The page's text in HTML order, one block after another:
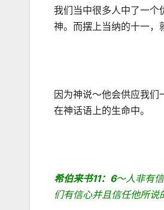
我们当中很多人中了一个
神。而摆上当纳的十一，
因为神说～他会供应我
在神话语上的生命中。
希伯来书11： 6～人非有
们有信心并且信任他所说